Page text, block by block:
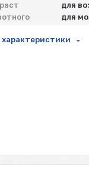
для
для
характеристики